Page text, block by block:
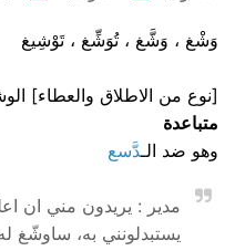
وَشْغ ، وَشَّغ ، تُوَشِّغ ، تَوْشِيغ
[نوع من الاطلاق والعطاء]
متباعدة
وهو ضد الـدَّسع
مدير : يريدون مني ان
يستبدلونني به، ساوشّغ